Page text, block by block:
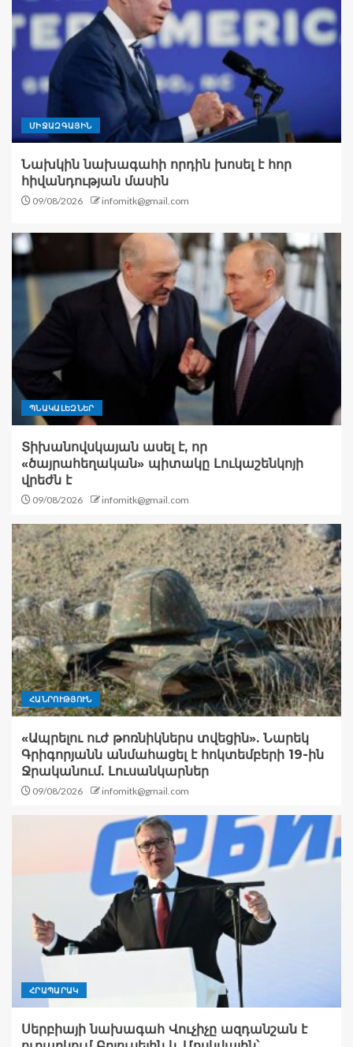
ՄԻՋԱԶԳԱՅԻՆ
Նախկին նախագահի որդին խոսել է հոր
հիվանդության մասին
09/08/2026 infomitk@gmail.com
ՊՆԱԿԱԼԵԶՆԵՐ
Տիխանովսկայան ասել է, որ
«ծայրահեղական» պիտակը Լուկաշենկոյի
վրեժն է
09/08/2026 infomitk@gmail.com
ՀԱՆՐՈՒԹՅՈՒՆ
«Ապրելու ուժ թոռնիկներս տվեցին». Նարեկ
Գրիգորյանն անմահացել է հոկտեմբերի 19-ին
Ջրականում. Լուսանկարներ
09/08/2026 infomitk@gmail.com
ՀՐԱՊԱՐԱԿ
Սերբիայի նախագահ Վուչիչը ազդանշան է